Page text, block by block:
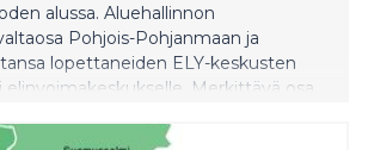
alussa. Aluehallinnon
Pohjois-Pohjanmaan ja
lopettaneiden ELY-keskusten
elinvoimakeskukselle. Merkittävä osa
Lupa- ja valvontavirastolle.